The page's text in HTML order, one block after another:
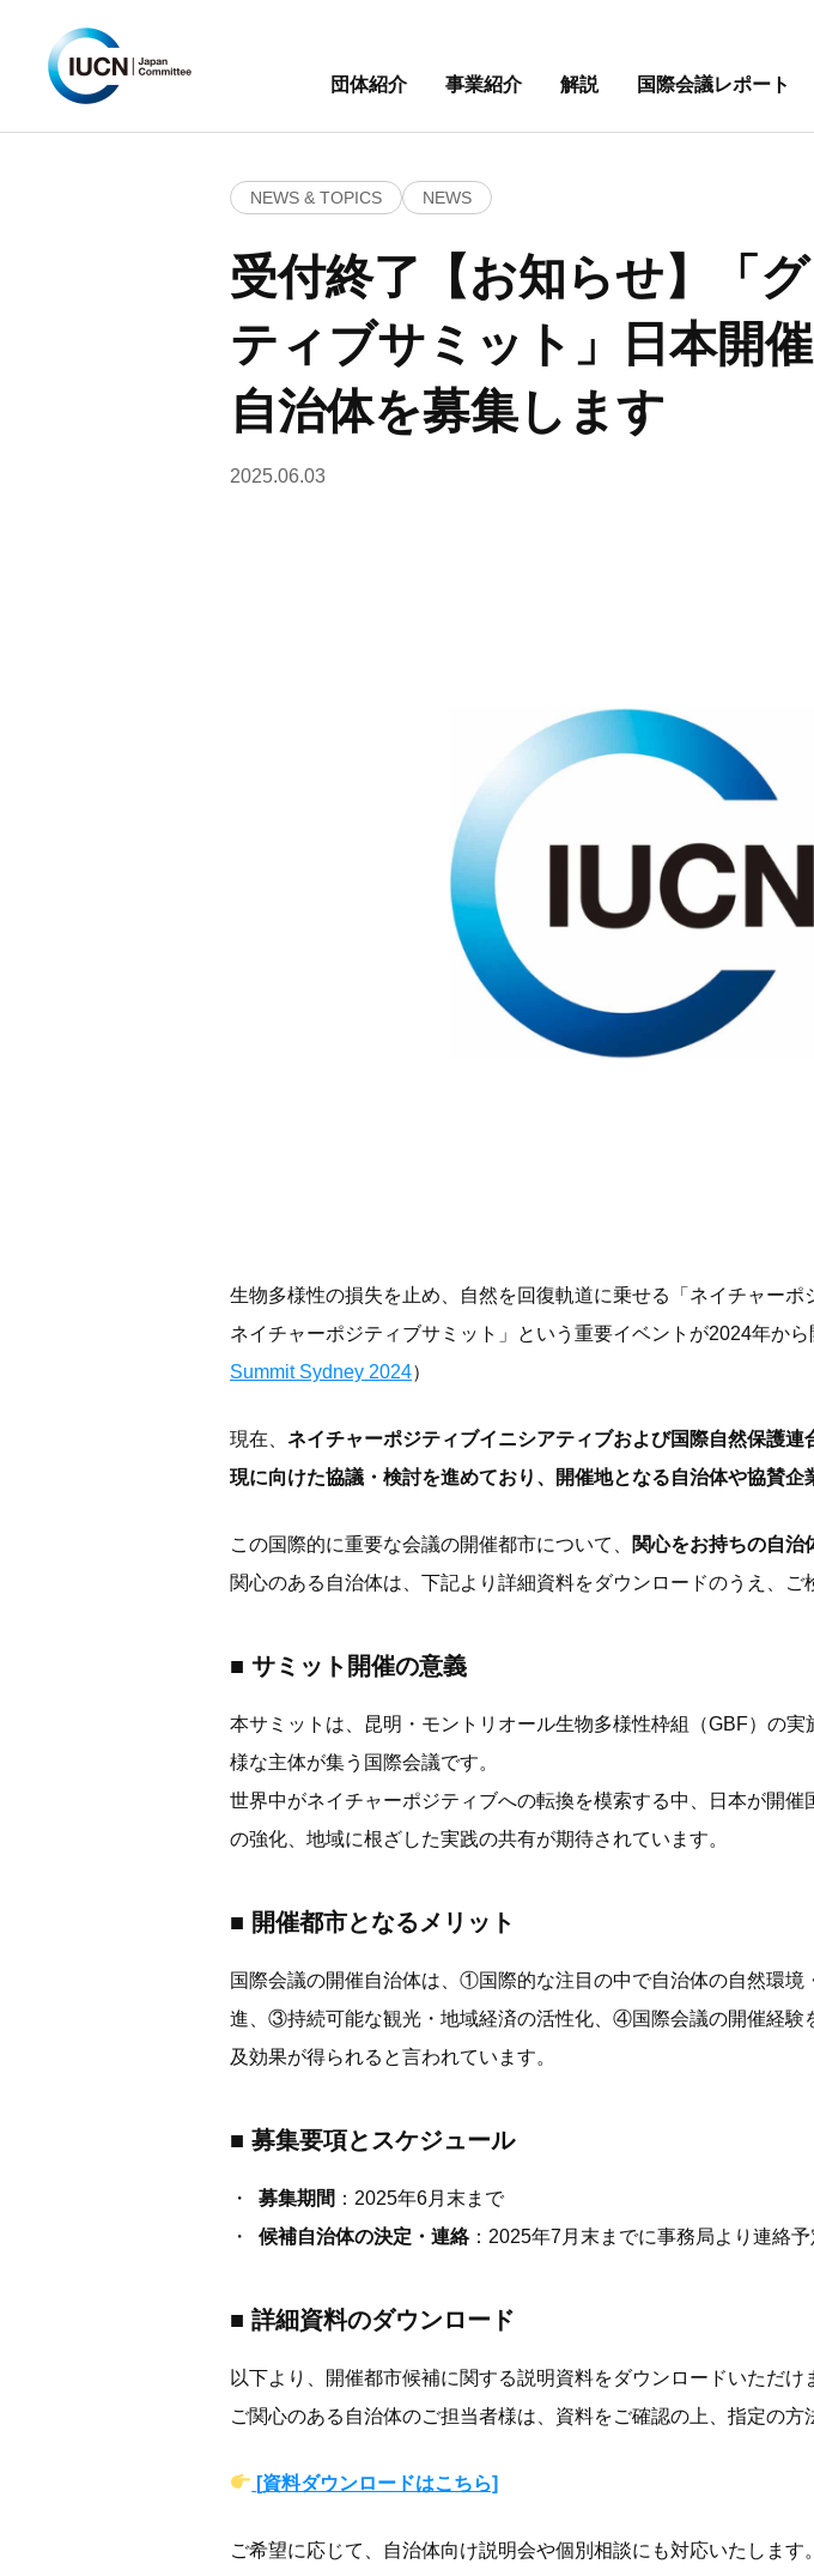
団体紹介
事業紹介 解説 国際会議レポート
NEWS & TOPICS NEWS
受付終了【お知らせ】「
ティブサミット」日本開
自治体を募集します
2025.06.03
生物多様性の損失を止め、自然を回復軌道に乗せる「ネイチャー
ネイチャーポジティブサミット」という重要イベントが2024年か
Summit Sydney 2024）
現在、 ネイチャーポジティブイニシアティブおよび国際自然保護
現に向けた協議・検討を進めており、開催地となる自治体や協賛企
この国際的に重要な会議の開催都市について、 関心をお持ちの自治
関心のある自治体は、下記より詳細資料をダウンロードのうえ、ご
■ サミット開催の意義
本サミットは、昆明・モントリオール生物多様性枠組（GBF）の
様な主体が集う国際会議です。
世界中がネイチャーポジティブへの転換を模索する中、日本が開
の強化、地域に根ざした実践の共有が期待されています。
■ 開催都市となるメリット
国際会議の開催自治体は、①国際的な注目の中で自治体の自然環
進、③持続可能な観光・地域経済の活性化、④国際会議の開催経験
及効果が得られると言われています。
■ 募集要項とスケジュール
募集期間 ：2025年6月末まで
候補自治体の決定・連絡：2025年7月末までに事務局より連絡予
■ 詳細資料のダウンロード
以下より、開催都市候補に関する説明資料をダウンロードいただけ
ご関心のある自治体のご担当者様は、資料をご確認の上、指定の方
[資料ダウンロードはこちら]
ご希望に応じて、自治体向け説明会や個別相談にも対応いたします。